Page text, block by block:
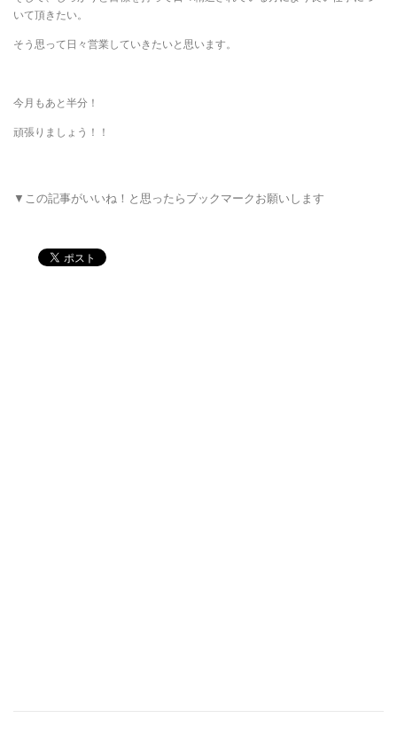
いて頂きたい。
そう思って日々営業していきたいと思います。
今月もあと半分！
頑張りましょう！！
▼この記事がいいね！と思ったらブックマークお願いします